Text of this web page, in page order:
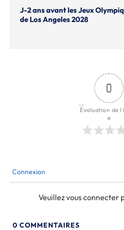
J-2 ans avant les Jeux
de Los Angeles 2028
0
Évaluation de
e
Connexion
Veuillez vous connecter
0 COMMENTAIRES